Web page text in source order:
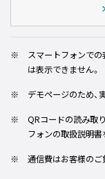
※
スマートフォンで
は表示できません。
※
デモページのため、
※
QRコードの読み取
フォンの取扱説明書
※
通信費はお客様のご